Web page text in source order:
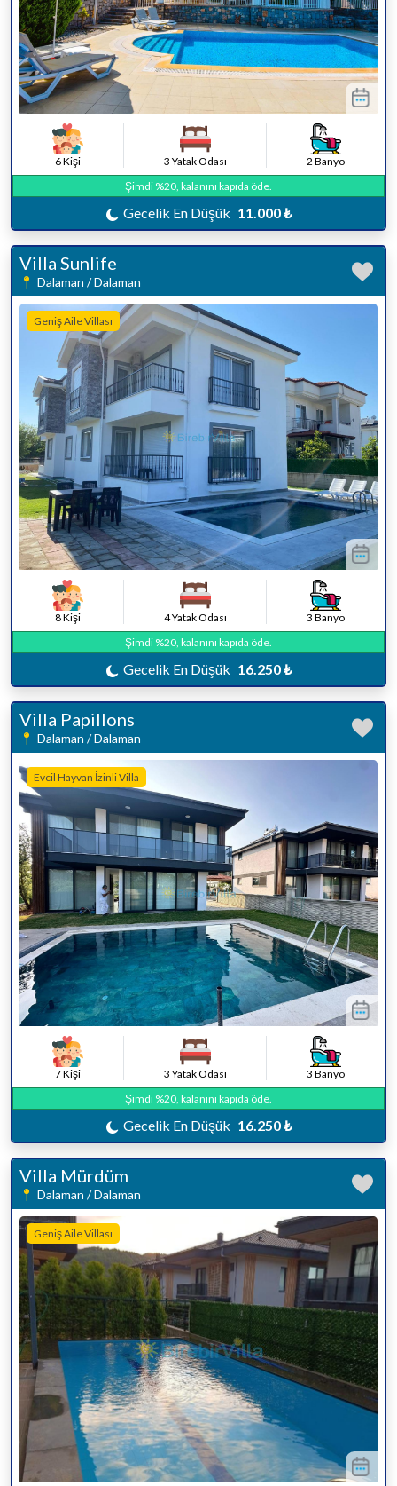
6 Kişi 3 Yatak Odası
2 Banyo
Şimdi %20, kalanını kapıda öde.
Gecelik En Düşük 11.000 ₺
Villa Sunlife
Dalaman / Dalaman
Geniş Aile Villası
8 Kişi 4 Yatak Odası
3 Banyo
Şimdi %20, kalanını kapıda öde.
Gecelik En Düşük 16.250 ₺
Villa Papillons
Dalaman / Dalaman
Evcil Hayvan İzinli Villa
7 Kişi 3 Yatak Odası
3 Banyo
Şimdi %20, kalanını kapıda öde.
Gecelik En Düşük 16.250 ₺
Villa Mürdüm
Dalaman / Dalaman
Geniş Aile Villası